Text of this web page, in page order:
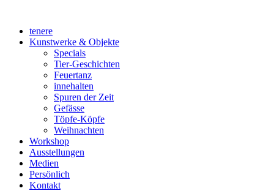
wechselntenere
Kunstwerke & Objekte
Specials
Tier-Geschichten
Feuertanz
innehalten
Spuren der Zeit
Gefässe
Töpfe-Köpfe
Weihnachten
Workshop
Ausstellungen
Medien
Persönlich
Kontakt